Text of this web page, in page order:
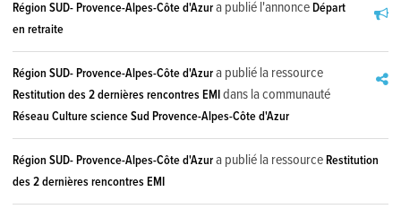
Région SUD- Provence-Alpes-Côte d'Azura publié l'annonceDépart
en retraite
Région SUD- Provence-Alpes-Côte d'Azura publié la ressource
Restitution des 2 dernières rencontres EMIdans la communauté
Réseau Culture science Sud Provence-Alpes-Côte d'Azur
Région SUD- Provence-Alpes-Côte d'Azura publié la ressourceRestitution
des 2 dernières rencontres EMI